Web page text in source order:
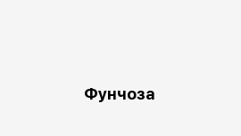
Фунчоза